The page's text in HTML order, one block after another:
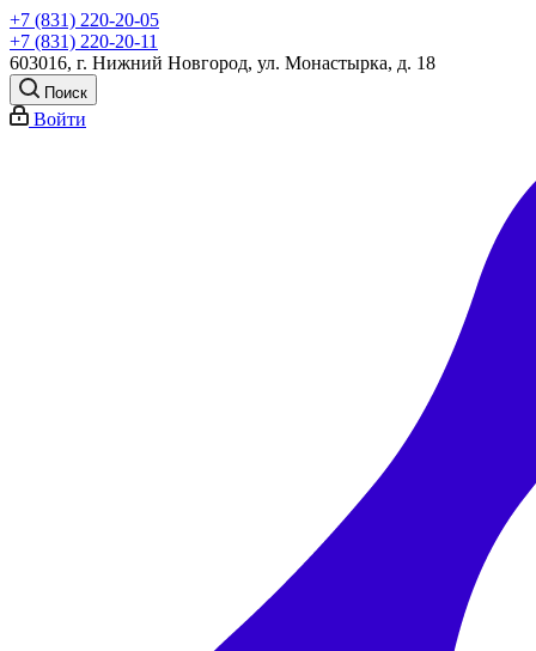
+7 (831) 220-20-05
+7 (831) 220-20-11
603016, г. Нижний Новгород, ул. Монастырка, д. 18
Поиск
Войти